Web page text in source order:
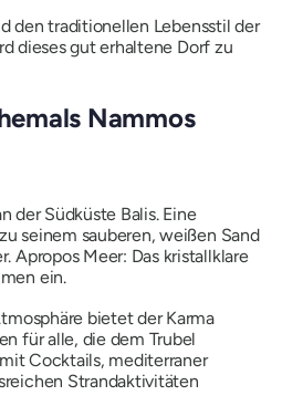
den traditionellen Lebensstil der
dieses gut erhaltene Dorf zu
Nammos
der Südküste Balis. Eine
seinem sauberen, weißen Sand
Apropos Meer: Das kristallklare
ein.
bietet der Karma
für alle, die dem Trubel
Cocktails, mediterraner
Strandaktivitäten